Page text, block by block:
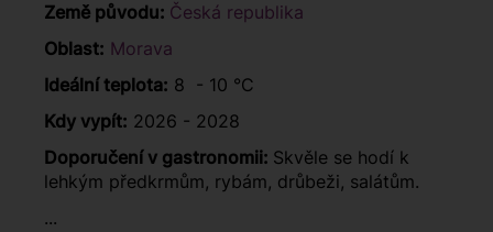
Země původu: Česká republika
Oblast: Morava
Ideální teplota: 8 - 10 °C
Kdy vypít: 2026 - 2028
Doporučení v gastronomii: Skvěle se hodí k
lehkým předkrmům, rybám, drůbeži, salátům.
...